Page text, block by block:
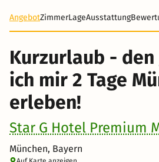
AngebotZimmerLageAusstattung
Kurzurlaub - den
ich mir 2 Tage
erleben!
Star G Hotel Premium
München, Bayern